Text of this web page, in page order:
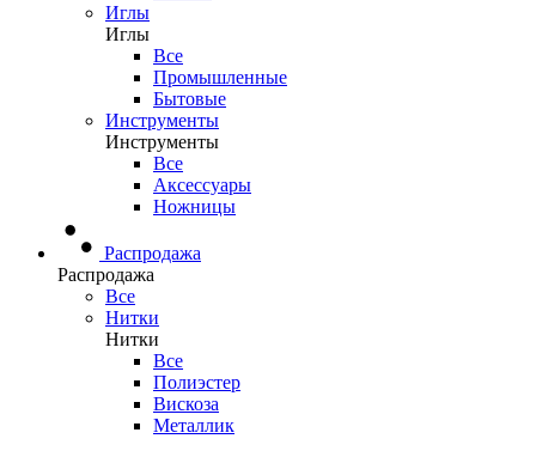
Иглы
Иглы
Все
Промышленные
Бытовые
Инструменты
Инструменты
Все
Аксессуары
Ножницы
Распродажа
Распродажа
Все
Нитки
Нитки
Все
Полиэстер
Вискоза
Металлик